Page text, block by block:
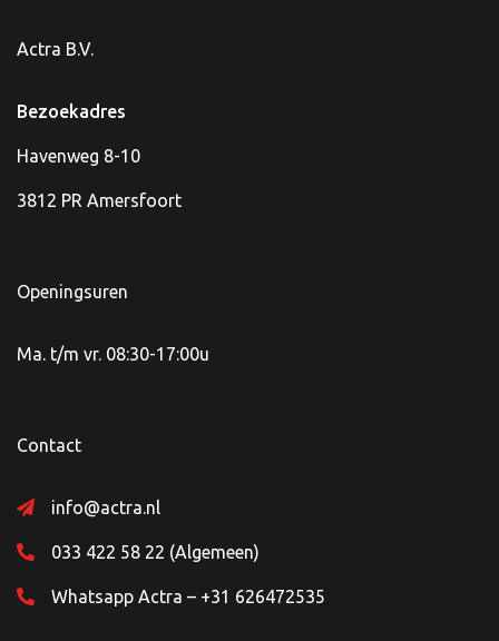
Actra B.V.
Bezoekadres
Havenweg 8-10
3812 PR Amersfoort
Openingsuren
Ma. t/m vr. 08:30-17:00u
Contact
info@actra.nl
033 422 58 22 (Algemeen)
Whatsapp Actra – +31 626472535